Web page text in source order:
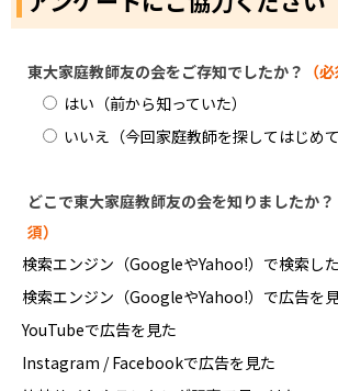
東大家庭教師友の会をご存知でしたか？ （
はい（前から知っていた）
いいえ（今回家庭教師を探してはじめて
どこで東大家庭教師友の会を知りましたか？
須）
検索エンジン（GoogleやYahoo!）で検索した
検索エンジン（GoogleやYahoo!）で広告を
YouTubeで広告を見た
Instagram / Facebookで広告を見た